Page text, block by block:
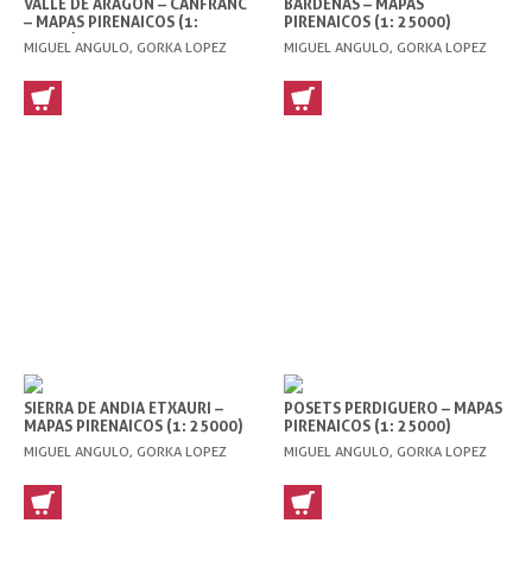
– MAPAS PIRENAICOS (1:
25000)
MIGUEL ANGULO, GORKA LOPEZ
PIRENAICOS (1: 25000)
MIGUEL ANGULO, GORKA LOPEZ
SIERRA DE ANDIA ETXAURI –
MAPAS PIRENAICOS (1: 25000)
MIGUEL ANGULO, GORKA LOPEZ
POSETS PERDIGUERO – MAPAS
PIRENAICOS (1: 25000)
MIGUEL ANGULO, GORKA LOPEZ